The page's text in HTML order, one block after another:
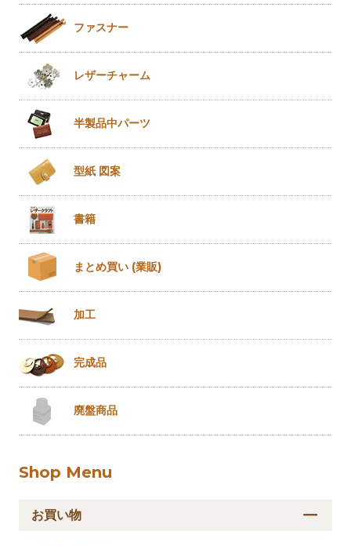
ファスナー
レザーチャーム
半製品中パーツ
型紙 図案
書籍
まとめ買い (業販)
加工
完成品
廃盤商品
Shop Menu
お買い物